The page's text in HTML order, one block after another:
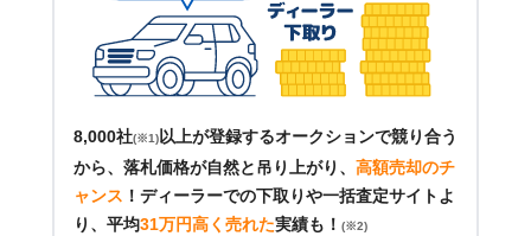
8,000社(※1)以上が登録するオークションで競り合う
から、落札価格が自然と吊り上がり、 高額売却のチ
ャンス ！ ディーラーでの下取りや一括査定サイトよ
り、平均31万円高く売れた実績も！ (※2)